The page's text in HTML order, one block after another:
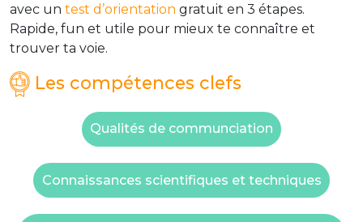
avec un test d’orientation gratuit en 3 étapes.
Rapide, fun et utile pour mieux te connaître et
trouver ta voie.
Les compétences clefs
Qualités de communciation
Connaissances scientifiques et techniques